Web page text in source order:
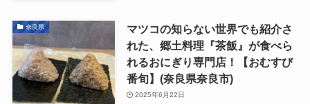
奈良県
マツコの知らない世界でも紹介さ
れた、郷土料理『茶飯』が食べら
れるおにぎり専門店！【おむすび
番旬】(奈良県奈良市)
2025年6月22日